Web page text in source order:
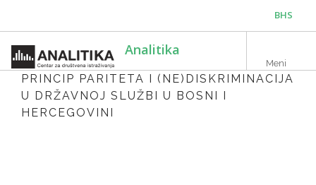
main
content
BHS
Analitika
Meni
PRINCIP PARITETA I (NE)DISKRIMINACIJA
U DRŽAVNOJ SLUŽBI U BOSNI I
HERCEGOVINI